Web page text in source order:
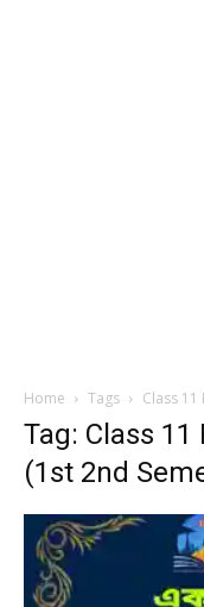
Home Tags Class
Tag: Class
(1st 2nd